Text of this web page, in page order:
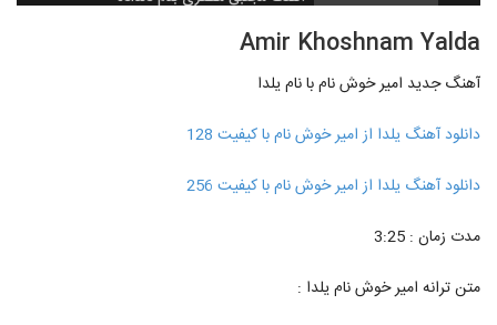
کاوه کیان آهنگ فرشته زمینی
دانلود آهنگ جدید و زیبای محمود خانی با نام
خانوم خوبم
365
Amir Khoshnam Yalda
آهنگ جدید امیر خوش نام با نام یلدا
دانلود آهنگ یلدا از امیر خوش نام با کیفیت 128
دانلود آهنگ یلدا از امیر خوش نام با کیفیت 256
مدت زمان : 3:25
متن ترانه امیر خوش نام یلدا :